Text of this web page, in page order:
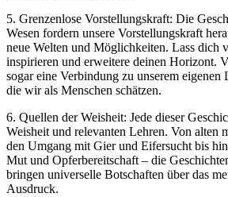
5. Grenzenlose Vorstellungskraft: Die
Wesen fordern unsere Vorstellungskraft
neue Welten und Möglichkeiten. Lass dich
inspirieren und erweitere deinen Horizont.
sogar eine Verbindung zu unserem eigenen
die wir als Menschen schätzen.
6. Quellen der Weisheit: Jede dieser
Weisheit und relevanten Lehren. Von alten
den Umgang mit Gier und Eifersucht bis
Mut und Opferbereitschaft – die
bringen universelle Botschaften über das
Ausdruck.